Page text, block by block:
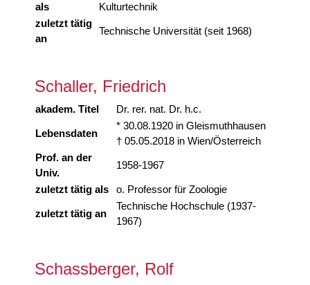
als
Kulturtechnik
zuletzt tätig
an
Technische Universität (seit 1968)
Schaller, Friedrich
akadem. Titel Dr. rer. nat. Dr. h.c.
Lebensdaten
* 30.08.1920 in Gleismuthhausen
† 05.05.2018 in Wien/Österreich
Prof. an der
Univ.
1958-1967
zuletzt tätig als o. Professor für Zoologie
zuletzt tätig an
Technische Hochschule (1937-
1967)
Schassberger, Rolf